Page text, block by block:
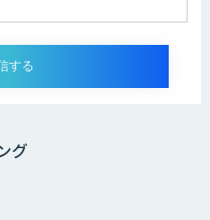
イン策定コンサルティング
グ